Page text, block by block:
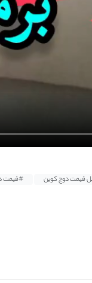
قیمت دوج کوین #قیمت